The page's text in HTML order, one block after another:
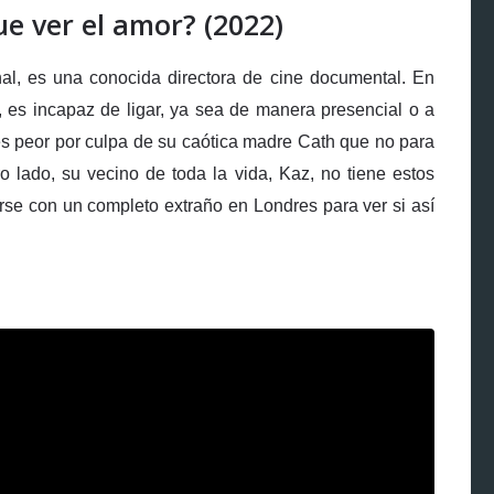
ver el amor? (2022)
es una conocida directora de cine documental. En
incapaz de ligar, ya sea de manera presencial o a
peor por culpa de su caótica madre Cath que no para
lado, su vecino de toda la vida, Kaz, no tiene estos
con un completo extraño en Londres para ver si así